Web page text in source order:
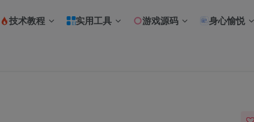
技术教程 实用工具 游戏源码 身心愉悦